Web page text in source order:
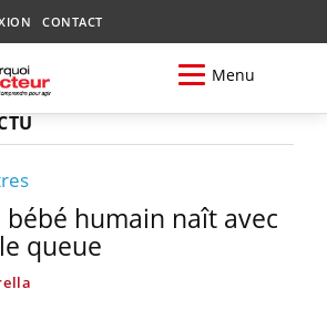
CONTACT
Menu
humain naît avec
queue